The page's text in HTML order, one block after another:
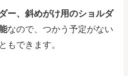
ー、斜めがけ用のショルダ
なので、つかう予定がない
もできます。